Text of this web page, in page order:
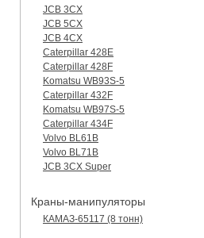
JCB 3CX
JCB 5CX
JCB 4CX
Caterpillar 428E
Caterpillar 428F
Komatsu WB93S-5
Caterpillar 432F
Komatsu WB97S-5
Caterpillar 434F
Volvo BL61B
Volvo BL71B
JCB 3CX Super
Краны-манипуляторы
КАМАЗ-65117 (8 тонн)